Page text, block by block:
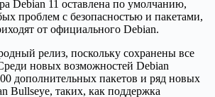
Debian 11 оставлена по умолчанию,
проблем с безопасностью и пакетами,
от официального Debian.
релиз, поскольку сохранены все
новых возможностей Debian
дополнительных пакетов и ряд новых
Bullseye, таких, как поддержка